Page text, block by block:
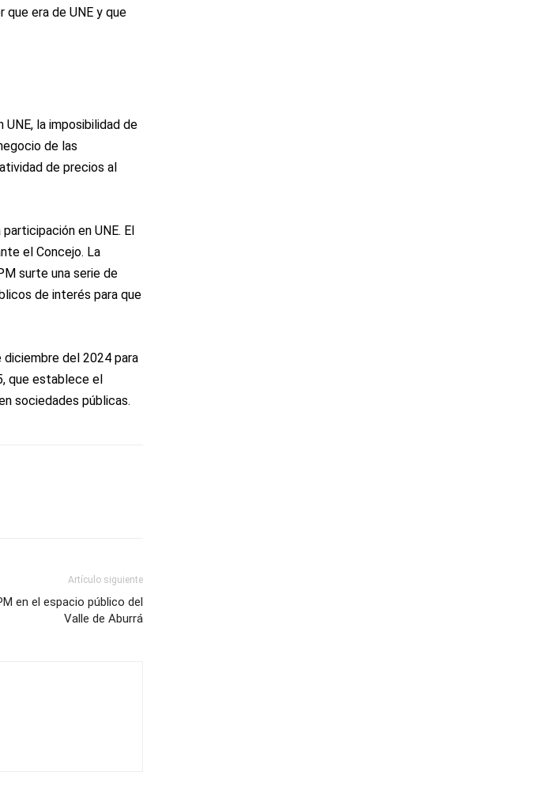
era de UNE y que
UNE, la imposibilidad de
de las
de precios al
en UNE. El
el Concejo. La
surte una serie de
de interés para que
diciembre del 2024 para
que establece el
sociedades públicas.
Artículo siguiente
en el espacio público del
Valle de Aburrá